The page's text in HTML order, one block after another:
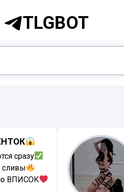
TLGBOT
сразу
ВПИСОК